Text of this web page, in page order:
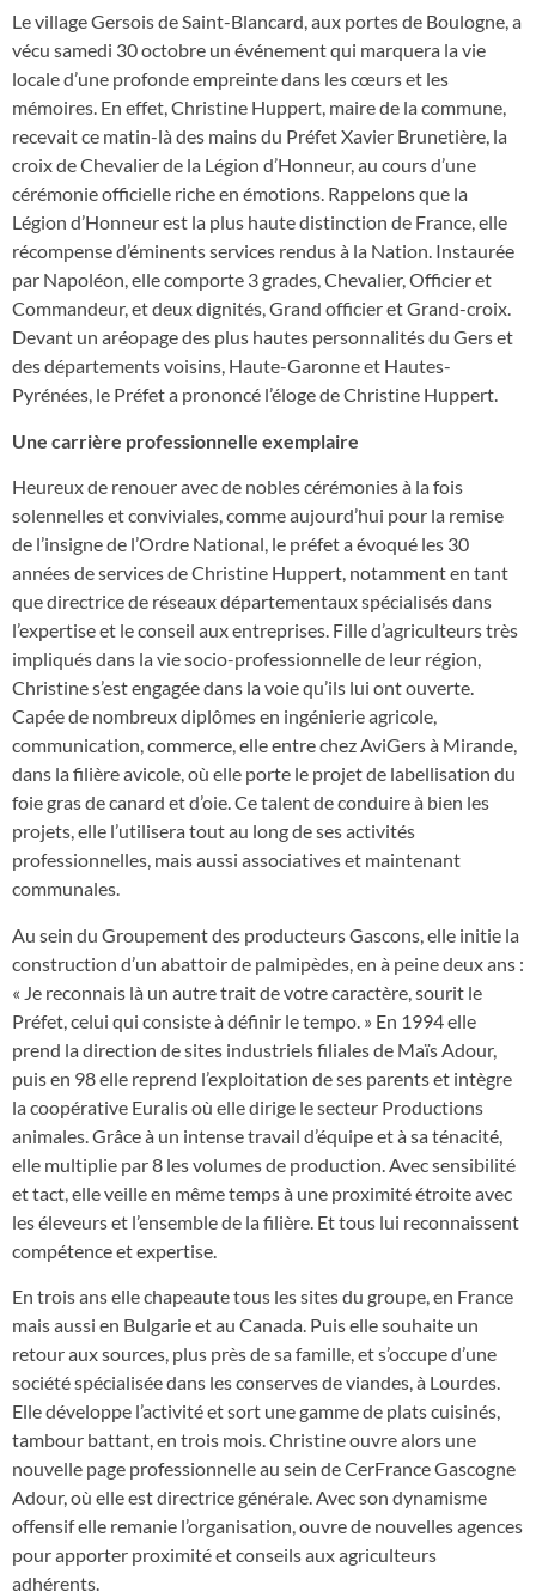
Le village Gersois de Saint-Blancard, aux portes de Boulogne, a
vécu samedi 30 octobre un événement qui marquera la vie
locale d’une profonde empreinte dans les cœurs et les
mémoires. En effet, Christine Huppert, maire de la commune,
recevait ce matin-là des mains du Préfet Xavier Brunetière, la
croix de Chevalier de la Légion d’Honneur, au cours d’une
cérémonie officielle riche en émotions. Rappelons que la
Légion d’Honneur est la plus haute distinction de France, elle
récompense d’éminents services rendus à la Nation. Instaurée
par Napoléon, elle comporte 3 grades, Chevalier, Officier et
Commandeur, et deux dignités, Grand officier et Grand-croix.
Devant un aréopage des plus hautes personnalités du Gers et
des départements voisins, Haute-Garonne et Hautes-
Pyrénées, le Préfet a prononcé l’éloge de Christine Huppert.
Une carrière professionnelle exemplaire
Heureux de renouer avec de nobles cérémonies à la fois
solennelles et conviviales, comme aujourd’hui pour la remise
de l’insigne de l’Ordre National, le préfet a évoqué les 30
années de services de Christine Huppert, notamment en tant
que directrice de réseaux départementaux spécialisés dans
l’expertise et le conseil aux entreprises. Fille d’agriculteurs très
impliqués dans la vie socio-professionnelle de leur région,
Christine s’est engagée dans la voie qu’ils lui ont ouverte.
Capée de nombreux diplômes en ingénierie agricole,
communication, commerce, elle entre chez AviGers à Mirande,
dans la filière avicole, où elle porte le projet de labellisation du
foie gras de canard et d’oie. Ce talent de conduire à bien les
projets, elle l’utilisera tout au long de ses activités
professionnelles, mais aussi associatives et maintenant
communales.
Au sein du Groupement des producteurs Gascons, elle initie la
construction d’un abattoir de palmipèdes, en à peine deux ans :
« Je reconnais là un autre trait de votre caractère, sourit le
Préfet, celui qui consiste à définir le tempo. » En 1994 elle
prend la direction de sites industriels filiales de Maïs Adour,
puis en 98 elle reprend l’exploitation de ses parents et intègre
la coopérative Euralis où elle dirige le secteur Productions
animales. Grâce à un intense travail d’équipe et à sa ténacité,
elle multiplie par 8 les volumes de production. Avec sensibilité
et tact, elle veille en même temps à une proximité étroite avec
les éleveurs et l’ensemble de la filière. Et tous lui reconnaissent
compétence et expertise.
En trois ans elle chapeaute tous les sites du groupe, en France
mais aussi en Bulgarie et au Canada. Puis elle souhaite un
retour aux sources, plus près de sa famille, et s’occupe d’une
société spécialisée dans les conserves de viandes, à Lourdes.
Elle développe l’activité et sort une gamme de plats cuisinés,
tambour battant, en trois mois. Christine ouvre alors une
nouvelle page professionnelle au sein de CerFrance Gascogne
Adour, où elle est directrice générale. Avec son dynamisme
offensif elle remanie l’organisation, ouvre de nouvelles agences
pour apporter proximité et conseils aux agriculteurs
adhérents.